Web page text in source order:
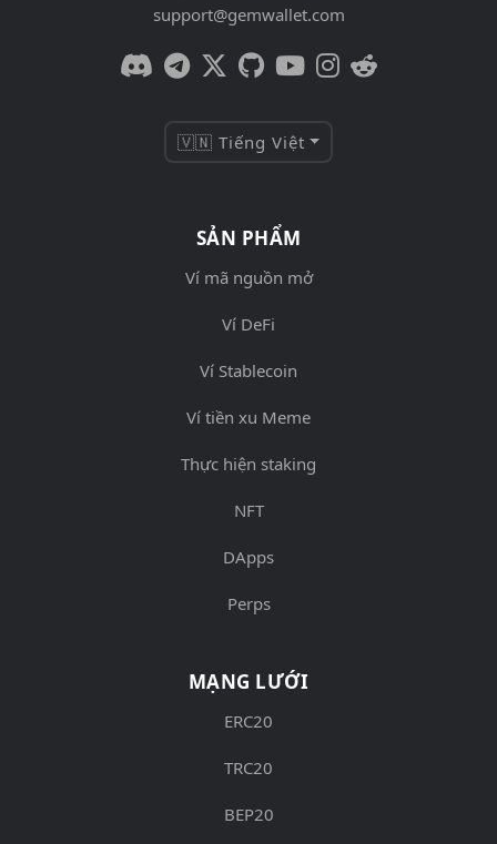
support@gemwallet.com
🇻🇳 Tiếng Việt
SẢN PHẨM
Ví mã nguồn mở
Ví DeFi
Ví Stablecoin
Ví tiền xu Meme
Thực hiện staking
NFT
DApps
Perps
MẠNG LƯỚI
ERC20
TRC20
BEP20